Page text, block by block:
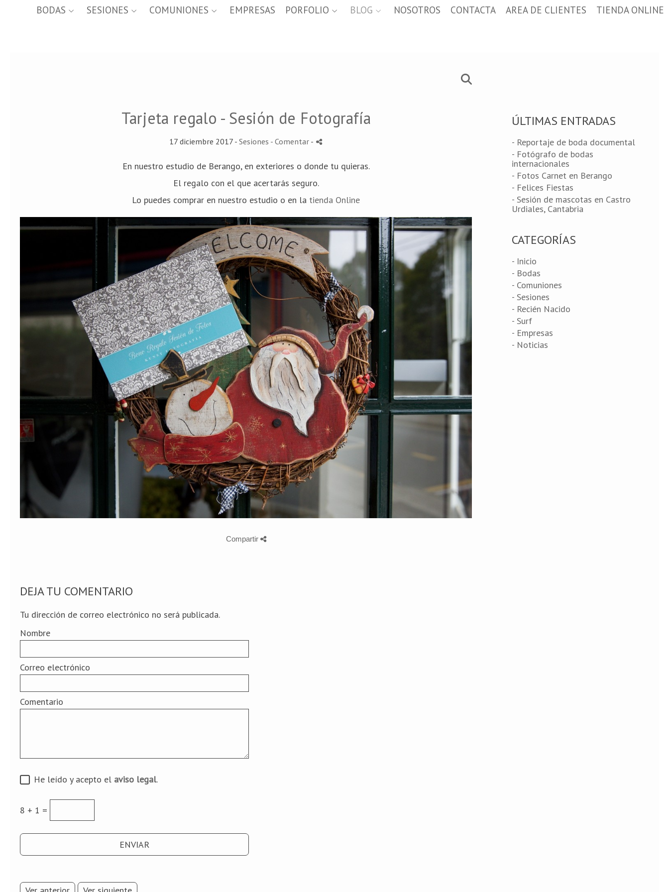
BODAS SESIONES COMUNIONES EMPRESAS PORFOLIO BLOG NOSOTROS CONTACTA AREA DE CLIENTES TIENDA ONLINE
Tarjeta regalo - Sesión de Fotografía
17 diciembre 2017 - Sesiones - Comentar -
En nuestro estudio de Berango, en exteriores o donde tu quieras.
El regalo con el que acertarás seguro.
Lo puedes comprar en nuestro estudio o en la tienda Online
Compartir
DEJA TU COMENTARIO
Tu dirección de correo electrónico no será publicada.
Nombre
Correo electrónico
Comentario
He leído y acepto el aviso legal.
8 + 1 =
ÚLTIMAS ENTRADAS
- Reportaje de boda documental
- Fotógrafo de bodas
internacionales
- Fotos Carnet en Berango
- Felices Fiestas
- Sesión de mascotas en Castro
Urdiales, Cantabria
CATEGORÍAS
- Inicio
- Bodas
- Comuniones
- Sesiones
- Recién Nacido
- Surf
- Empresas
- Noticias